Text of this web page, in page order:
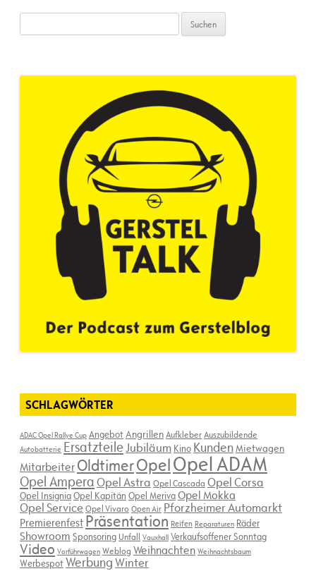
nach:
SCHLAGWÖRTER
ADAC Opel Rallye Cup AngebotAngrillenAufkleberAuszubildende
Autobatterie ErsatzteileJubiläum Kino KundenMietwagen
Mitarbeiter OldtimerOpelOpel ADAM
Opel AmperaOpel Astra Opel Cascada Opel Corsa
Opel InsigniaOpel Kapitän Opel MerivaOpel Mokka
Opel ServiceOpel Vivaro Open Air Pforzheimer Automarkt
Premierenfest Präsentation Reifen Reparaturen Räder
Showroom Sponsoring Unfall Vauxhall Verkaufsoffener Sonntag
Video Vorführwagen Weblog Weihnachten Weihnachtsbaum
WerbespotWerbungWinter